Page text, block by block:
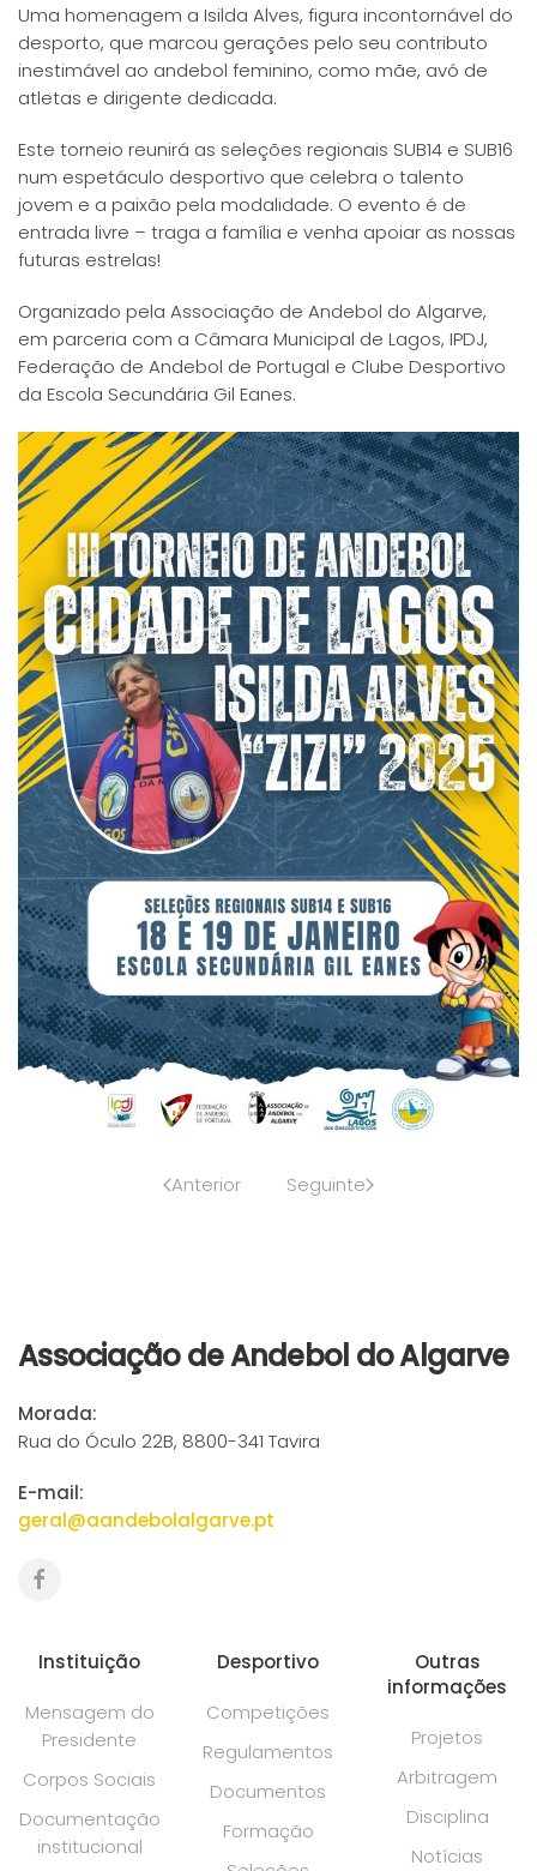
Uma homenagem a Isilda Alves, figura incontornável do
desporto, que marcou gerações pelo seu contributo
inestimável ao andebol feminino, como mãe, avó de
atletas e dirigente dedicada.
Este torneio reunirá as seleções regionais SUB14 e SUB16
num espetáculo desportivo que celebra o talento
jovem e a paixão pela modalidade. O evento é de
entrada livre – traga a família e venha apoiar as nossas
futuras estrelas!
Organizado pela Associação de Andebol do Algarve,
em parceria com a Câmara Municipal de Lagos, IPDJ,
Federação de Andebol de Portugal e Clube Desportivo
da Escola Secundária Gil Eanes.
Anterior Seguinte
Associação de Andebol do Algarve
Morada:
Rua do Óculo 22B, 8800-341 Tavira
E-mail:
geral@aandebolalgarve.pt
Instituição
Mensagem do
Presidente
Corpos Sociais
Documentação
institucional
Desportivo
Competições
Regulamentos
Documentos
Formação
Outras
informações
Projetos
Arbitragem
Disciplina
Notícias